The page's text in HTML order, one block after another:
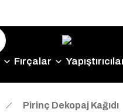
Fırçalar
Pirinç Dekopaj Kağıdı